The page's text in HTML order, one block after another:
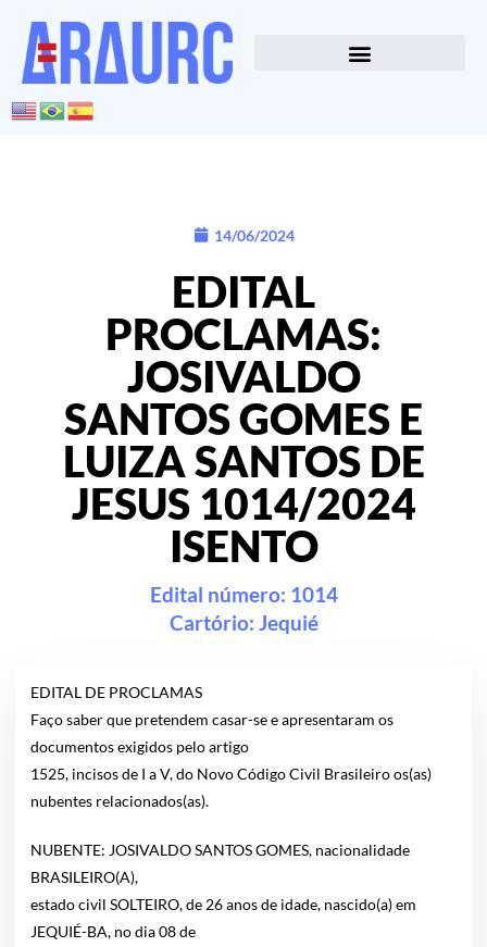
14/06/2024
EDITAL
PROCLAMAS:
JOSIVALDO
SANTOS GOMES E
LUIZA SANTOS DE
JESUS 1014/2024
ISENTO
Edital número: 1014
Cartório: Jequié
EDITAL DE PROCLAMAS
Faço saber que pretendem casar-se e apresentaram os
documentos exigidos pelo artigo
1525, incisos de I a V, do Novo Código Civil Brasileiro os(as)
nubentes relacionados(as).
NUBENTE: JOSIVALDO SANTOS GOMES, nacionalidade
BRASILEIRO(A),
estado civil SOLTEIRO, de 26 anos de idade, nascido(a) em
JEQUIÉ-BA, no dia 08 de